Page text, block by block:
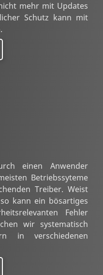
mehr mit Updates
Schutz kann mit
einen Anwender
Betriebssyteme
Treiber. Weist
kann ein bösartiges
Fehler
wir systematisch
in verschiedenen